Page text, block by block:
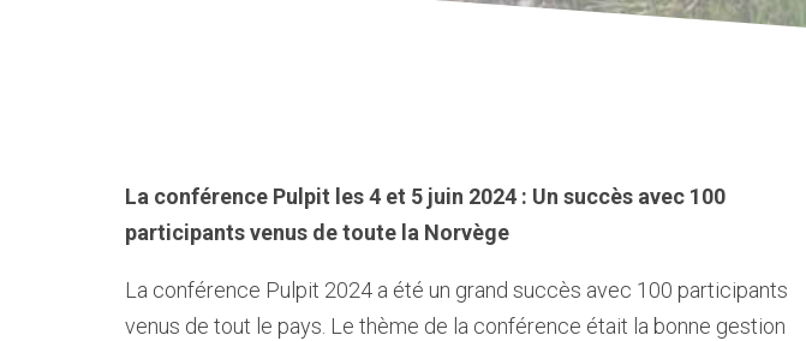
La conférence Pulpit les 4 et 5 juin 2024 : Un succès avec 100
participants venus de toute la Norvège
La conférence Pulpit 2024 a été un grand succès avec 100 participants
venus de tout le pays. Le thème de la conférence était la bonne gestion